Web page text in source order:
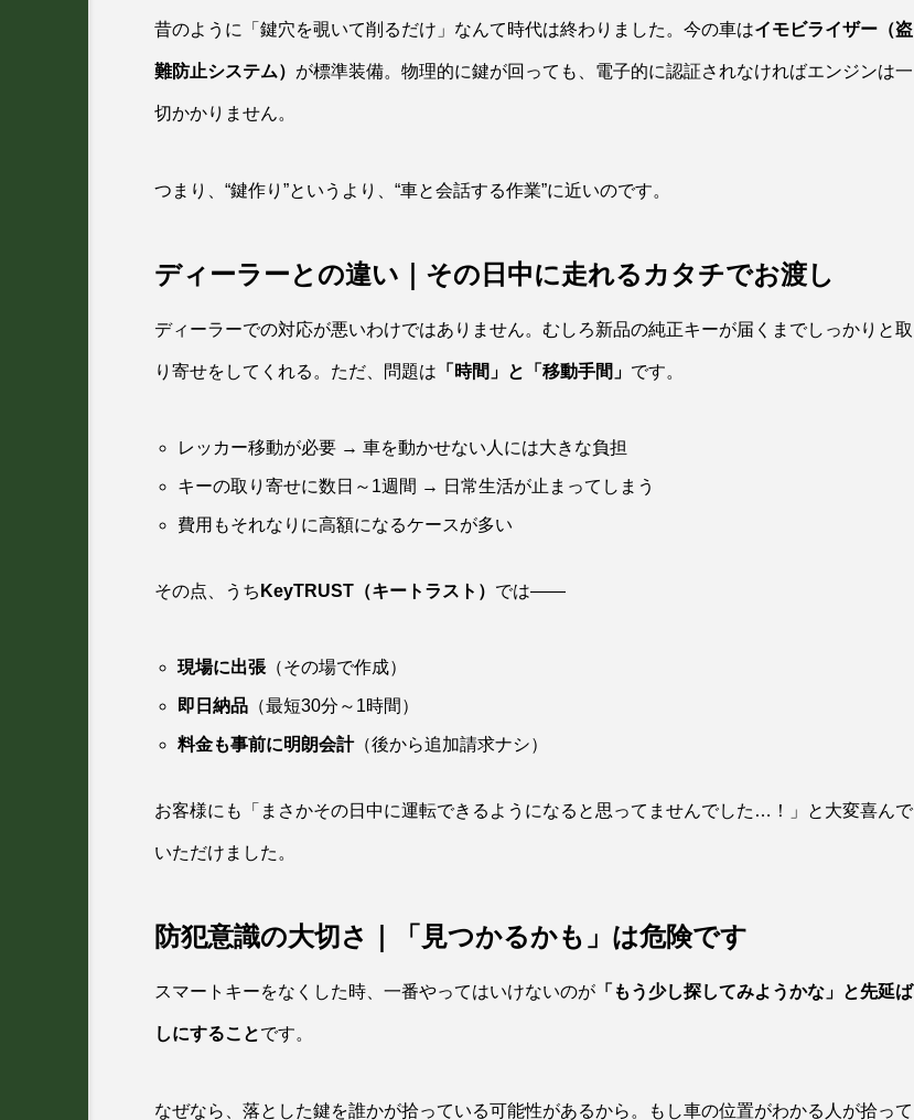
昔のように「鍵穴を覗いて削るだけ」なんて時代は終わりました。今の車はイモビライザー（盗
難防止システム） が標準装備。物理的に鍵が回っても、電子的に認証されなければエンジンは一
切かかりません。
つまり、“鍵作り”というより、“車と会話する作業”に近いのです。
ディーラーとの違い｜その日中に走れるカタチでお渡し
ディーラーでの対応が悪いわけではありません。むしろ新品の純正キーが届くまでしっかりと取
り寄せをしてくれる。ただ、問題は 「時間」と「移動手間」 です。
レッカー移動が必要 → 車を動かせない人には大きな負担
キーの取り寄せに数日～1週間 → 日常生活が止まってしまう
費用もそれなりに高額になるケースが多い
その点、うち KeyTRUST（キートラスト） では――
現場に出張（その場で作成）
即日納品（最短30分～1時間）
料金も事前に明朗会計（後から追加請求ナシ）
お客様にも「まさかその日中に運転できるようになると思ってませんでした…！」と大変喜んで
いただけました。
防犯意識の大切さ｜「見つかるかも」は危険です
スマートキーをなくした時、一番やってはいけないのが 「もう少し探してみようかな」と先延ば
しにすることです。
なぜなら、落とした鍵を誰かが拾っている可能性があるから。もし車の位置がわかる人が拾って